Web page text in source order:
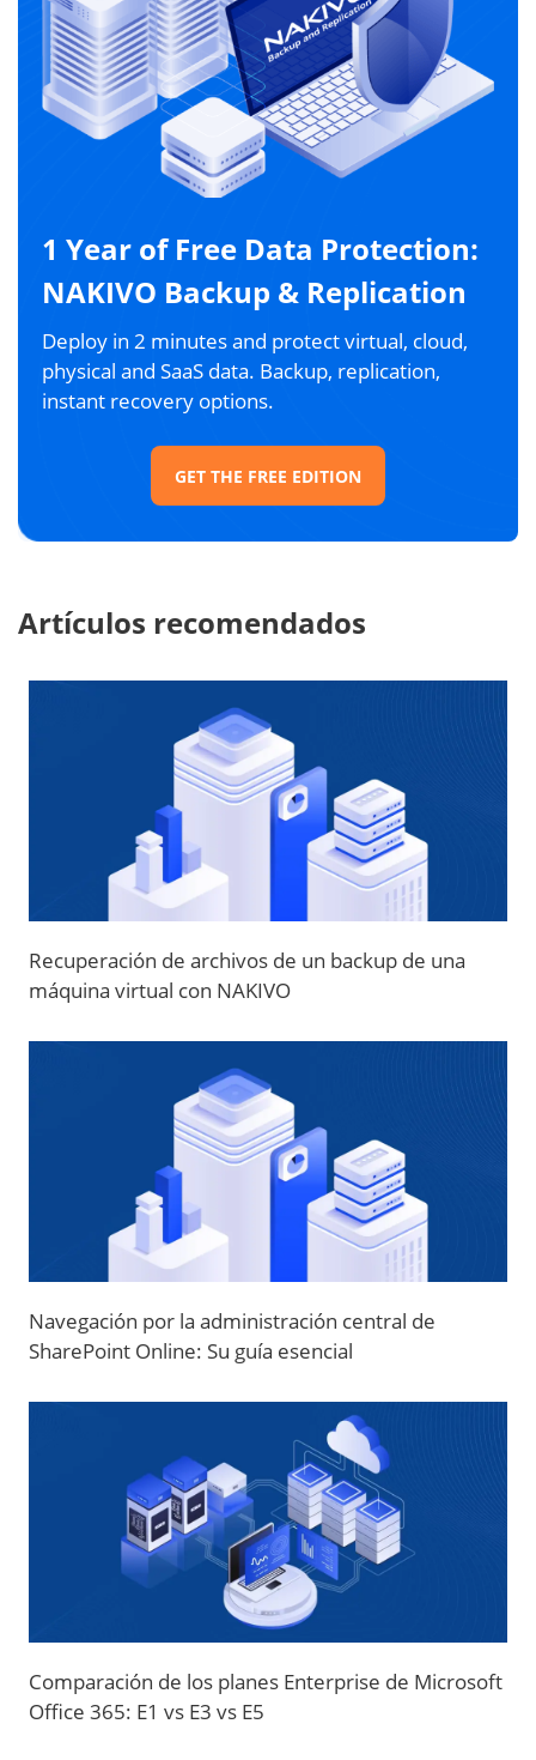
1 Year of Free Data Protection:
NAKIVO Backup & Replication
Deploy in 2 minutes and protect virtual, cloud,
physical and SaaS data. Backup, replication,
instant recovery options.
GET THE FREE EDITION
Artículos recomendados
Recuperación de archivos de un backup de una
máquina virtual con NAKIVO
Navegación por la administración central de
SharePoint Online: Su guía esencial
Comparación de los planes Enterprise de Microsoft
Office 365: E1 vs E3 vs E5